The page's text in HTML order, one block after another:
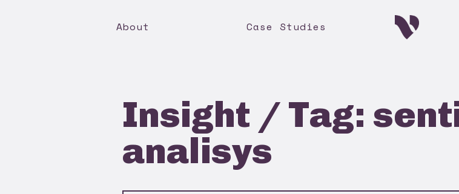
About Case Studies
Insight / Tag:
analisys